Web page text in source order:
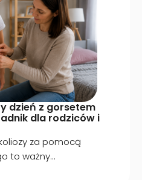
dzień z gorsetem
dla rodziców i
za pomocą
to ważny...